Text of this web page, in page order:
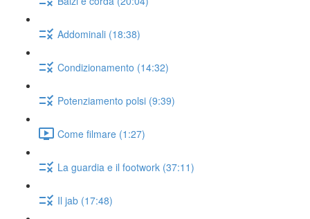
Addominali (18:38)
Condizionamento (14:32)
Potenziamento polsi (9:39)
Come filmare (1:27)
La guardia e il footwork (37:11)
Il jab (17:48)